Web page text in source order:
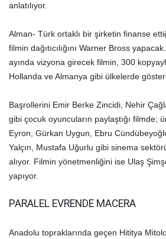
anlatılıyor.
Alman- Türk ortaklı bir şirketin finanse
filmin dağıtıcılığını Warner Bross
ayında vizyona girecek filmin, 300
Hollanda ve Almanya gibi ülkelerde
Başrollerini Emir Berke Zincidi, Nehir
gibi çocuk oyuncuların paylaştığı filmde;
Eyron, Gürkan Uygun, Ebru
Yalçın, Mustafa Uğurlu gibi sinema
alıyor. Filmin yönetmenliğini ise Ulaş
yapıyor.
PARALEL EVRENDE MACERA
Anadolu topraklarında geçen Hititya